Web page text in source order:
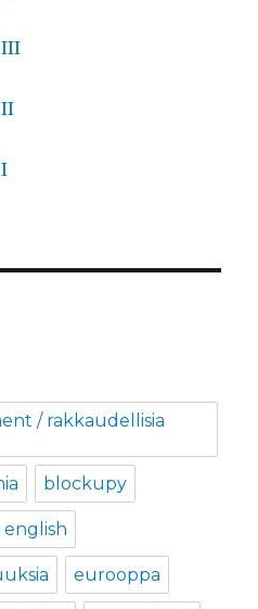
III
/ rakkaudellisia
blockupy
english
eurooppa